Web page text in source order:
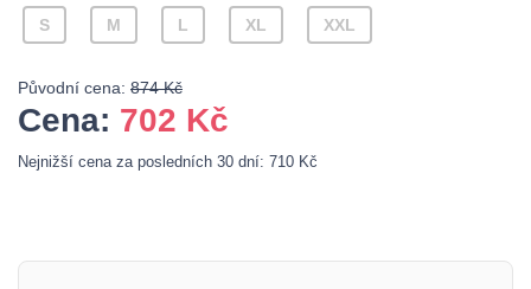
S M L XL XXL
Původní cena: 874 Kč
Cena: 702 Kč
Nejnižší cena za posledních 30 dní: 710 Kč